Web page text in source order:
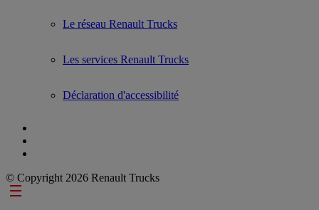
Le réseau Renault Trucks
Les services Renault Trucks
Déclaration d'accessibilité
© Copyright 2026 Renault Trucks
Footer links